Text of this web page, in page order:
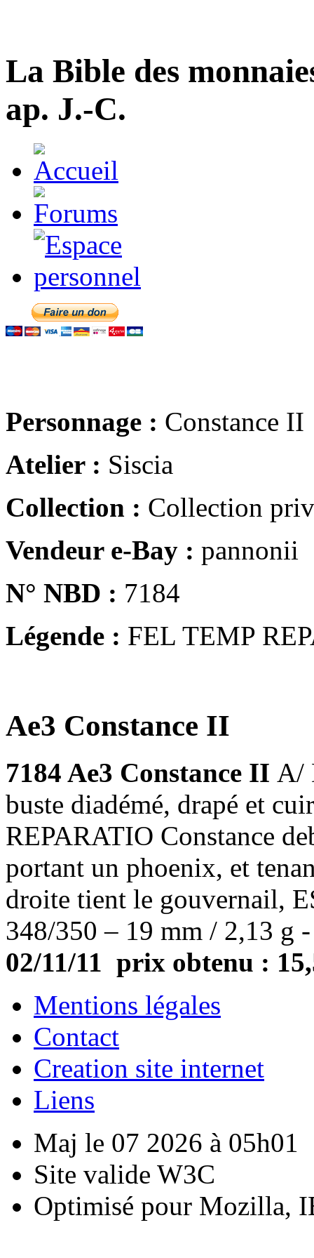
La Bible des
ap. J.-C.
Personnage : Constance II
Atelier : Siscia
Collection : Collection
Vendeur e-Bay : pannonii
N° NBD : 7184
Légende : FEL TEMP
Ae3 Constance II
7184 Ae3 Constance II A/
buste diadémé, drapé et
REPARATIO Constance
portant un phoenix, et
droite tient le gouvernail,
348/350 – 19 mm / 2,13 g
02/11/11 prix obtenu :
Mentions légales
Contact
Creation site internet
Liens
Maj le 07 2026 à 05h01
Site valide W3C
Optimisé pour Mozilla,